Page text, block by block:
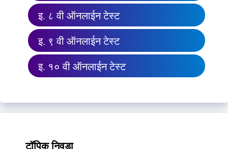
इ. ८ वी ऑनलाईन टेस्ट
इ. ९ वी ऑनलाईन टेस्ट
इ. १० वी ऑनलाईन टेस्ट
टॉपिक निवडा